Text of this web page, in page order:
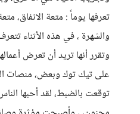
تعرفها يوماً : متعة الانفاق،
والشهرة ، في هذه الأثناء
وتقرر أنها تريد أن تعرض
على تيك توك وبعض، منصات
توقعت بالضبط، لقد أحبها